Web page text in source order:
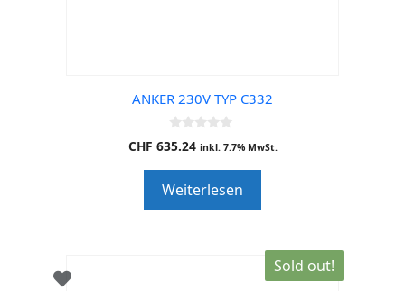
ANKER 230V TYP C332
0
o
o
f
5
CHF 635.24 inkl. 7.7% MwSt.
Weiterlesen
Sold out!